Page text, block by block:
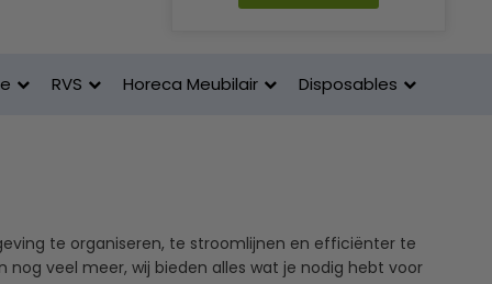
RVS Horeca Meubilair Disposables
te organiseren, te stroomlijnen en efficiënter te
nog veel meer, wij bieden alles wat je nodig hebt voor